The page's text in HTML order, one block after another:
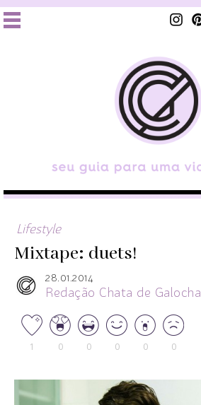
Lifestyle
Mixtape: duets!
28.01.2014
Redação Chata de Galocha
1 0 0 0 0 0